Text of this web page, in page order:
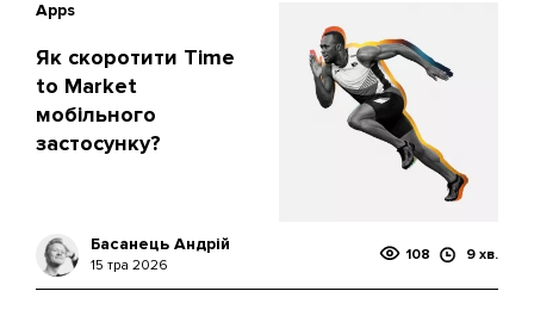
Apps
Як скоротити Time
to Market
мобільного
застосунку?
Басанець Андрій
15 тра 2026
108 9 хв.